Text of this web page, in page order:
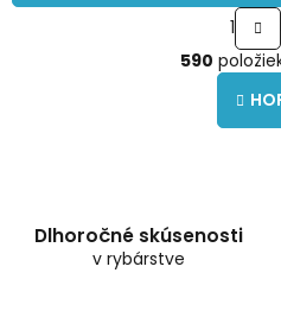
O
v
l
S
r
á
n
o
1
590
Dlhoročné skúsenosti
v rybárstve